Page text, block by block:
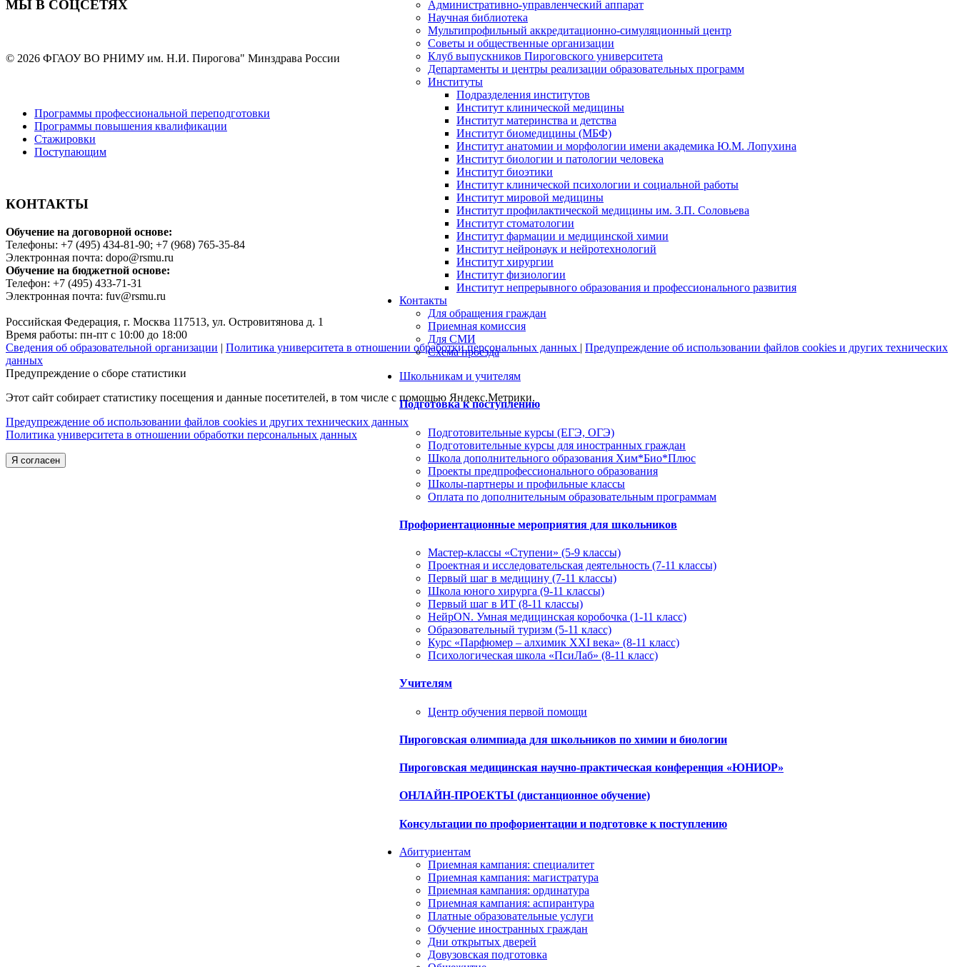
Административно-управленческий аппарат
Научная библиотека
Мультипрофильный аккредитационно-симуляционный центр
Советы и общественные организации
Клуб выпускников Пироговского университета
Департаменты и центры реализации образовательных программ
Институты
Подразделения институтов
Институт клинической медицины
Институт материнства и детства
Институт биомедицины (МБФ)
Институт анатомии и морфологии имени академика Ю.М. Лопухина
Институт биологии и патологии человека
Институт биоэтики
Институт клинической психологии и социальной работы
Институт мировой медицины
Институт профилактической медицины им. З.П. Соловьева
Институт стоматологии
Институт фармации и медицинской химии
Институт нейронаук и нейротехнологий
Институт хирургии
Институт физиологии
Институт непрерывного образования и профессионального развития
Контакты
Для обращения граждан
Приемная комиссия
Для СМИ
Схема проезда
Школьникам и учителям
Подготовка к поступлению
Подготовительные курсы (ЕГЭ, ОГЭ)
Подготовительные курсы для иностранных граждан
Школа дополнительного образования Хим*Био*Плюс
Проекты предпрофессионального образования
Школы-партнеры и профильные классы
Оплата по дополнительным образовательным программам
Профориентационные мероприятия для школьников
Мастер-классы «Ступени» (5-9 классы)
Проектная и исследовательская деятельность (7-11 классы)
Первый шаг в медицину (7-11 классы)
Школа юного хирурга (9-11 классы)
Первый шаг в ИТ (8-11 классы)
НейрON. Умная медицинская коробочка (1-11 класс)
Образовательный туризм (5-11 класс)
Курс «Парфюмер – алхимик XXI века» (8-11 класс)
Психологическая школа «ПсиЛаб» (8-11 класс)
Учителям
Центр обучения первой помощи
Пироговская олимпиада для школьников по химии и биологии
Пироговская медицинская научно-практическая конференция «ЮНИОР»
ОНЛАЙН-ПРОЕКТЫ (дистанционное обучение)
Консультации по профориентации и подготовке к поступлению
Абитуриентам
Приемная кампания: специалитет
Приемная кампания: магистратура
Приемная кампания: ординатура
Приемная кампания: аспирантура
Платные образовательные услуги
Обучение иностранных граждан
Дни открытых дверей
Довузовская подготовка
МЫ В СОЦСЕТЯХ
© 2026 ФГАОУ ВО РНИМУ им. Н.И. Пирогова" Минздрава России
Программы профессиональной переподготовки
Программы повышения квалификации
Стажировки
Поступающим
КОНТАКТЫ
Обучение на договорной основе:
Телефоны: +7 (495) 434-81-90; +7 (968) 765-35-84
Электронная почта: dopo@rsmu.ru
Обучение на бюджетной основе:
Телефон: +7 (495) 433-71-31
Электронная почта: fuv@rsmu.ru
Российская Федерация, г. Москва 117513, ул. Островитянова д. 1
Время работы: пн-пт с 10:00 до 18:00
Сведения об образовательной организации | Политика университета в отношении обработки персональных данных | Предупреждение об использовании файлов cookies и других технических
данных
Предупреждение о сборе статистики
Этот сайт собирает статистику посещения и данные посетителей, в том числе с помощью Яндекс.Метрики.
Предупреждение об использовании файлов cookies и других технических данных
Политика университета в отношении обработки персональных данных
Я согласен